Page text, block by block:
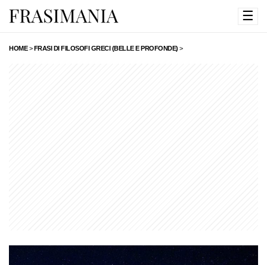
☰
HOME>FRASI DI FILOSOFI GRECI (BELLE E PROFONDE) >